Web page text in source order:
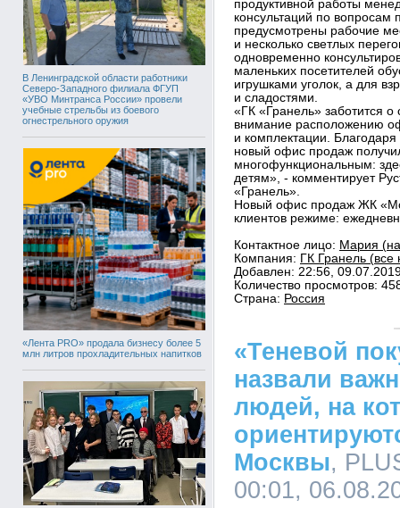
В Ленинградской области работники
Северо-Западного филиала ФГУП
«УВО Минтранса России» провели
учебные стрельбы из боевого
огнестрельного оружия
«Лента PRO» продала бизнесу более 5
млн литров прохладительных напитков
продуктивной работы
консультаций по вопросам
предусмотрены рабочие
и несколько светлых
одновременно
маленьких посетителей
игрушками уголок, а для
и сладостями.
«ГК «Гранель» заботится
внимание расположению
и комплектации.
новый офис продаж
многофункциональным:
детям», - комментирует
«Гранель».
Новый офис продаж ЖК
клиентов режиме:
Контактное лицо: Мария
Компания: ГК Гранель (все
Добавлен: 22:56,
Количество просмотров:
Страна: Россия
«Теневой
назвали
людей, на
Москвы,
00:01,